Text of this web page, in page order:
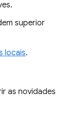
superior
locais.
as novidades